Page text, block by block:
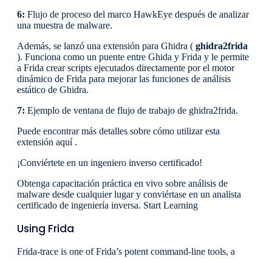
6: Flujo de proceso del marco HawkEye después de analizar
una muestra de malware.
Además, se lanzó una extensión para Ghidra ( ghidra2frida
). Funciona como un puente entre Ghida y Frida y le permite
a Frida crear scripts ejecutados directamente por el motor
dinámico de Frida para mejorar las funciones de análisis
estático de Ghidra.
7: Ejemplo de ventana de flujo de trabajo de ghidra2frida.
Puede encontrar más detalles sobre cómo utilizar esta
extensión aquí .
¡Conviértete en un ingeniero inverso certificado!
Obtenga capacitación práctica en vivo sobre análisis de
malware desde cualquier lugar y conviértase en un analista
certificado de ingeniería inversa. Start Learning
Using Frida
Frida-trace is one of Frida’s potent command-line tools, a